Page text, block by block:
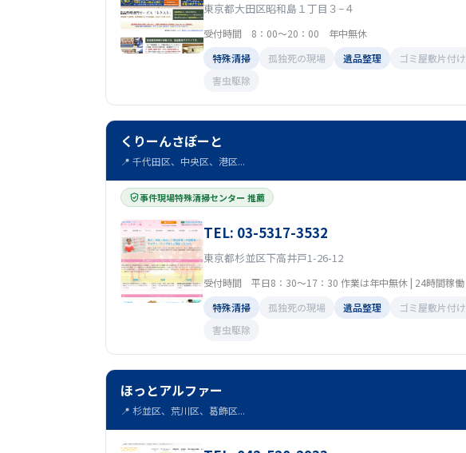
東京都大田区昭和島１丁目３−４
受付時間 8：00～20：00 年中無休
特殊清掃
孤独死の現場 遺品整理 ゴミ屋敷片付け
害虫駆除
くりーんさぽーと
📍 千代田区、中央区、港区...
事件現場特殊清掃センター 推薦
TEL: 03-5317-3532
東京都杉並区下高井戸1-26-12
受付時間 平日8：30～17：30 作業は年中無休 | 24時間稼働
特殊清掃
孤独死の現場 遺品整理 ゴミ屋敷片付け
害虫駆除
ほっとアルファー
📍 杉並区、荒川区、葛飾区...